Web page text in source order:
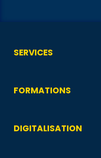
SERVICES
FORMATIONS
DIGITALISATION